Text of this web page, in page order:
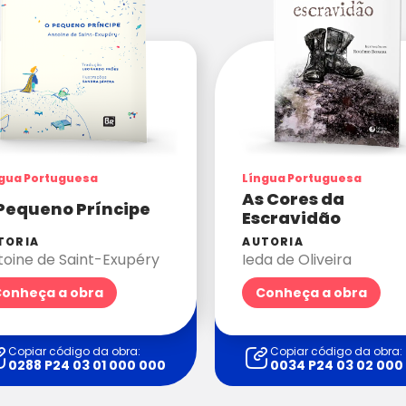
Portuguesa
Príncipe
de Saint-Exupéry
a obra
Copiar código da obra:
0288 P24 03 01 000 000
Língua Portuguesa
As Cores da
Escravidão
AUTORIA
Ieda de Oliveira
Conheça a obra
Copiar código da obra:
0034 P24 03 02